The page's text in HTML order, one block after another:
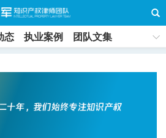
态 执业案例
团队文集